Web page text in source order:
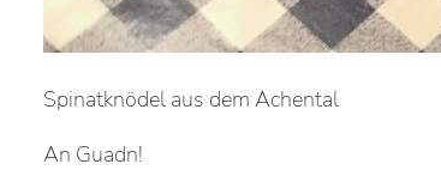
Spinatknödel aus dem Achental
An Guadn!